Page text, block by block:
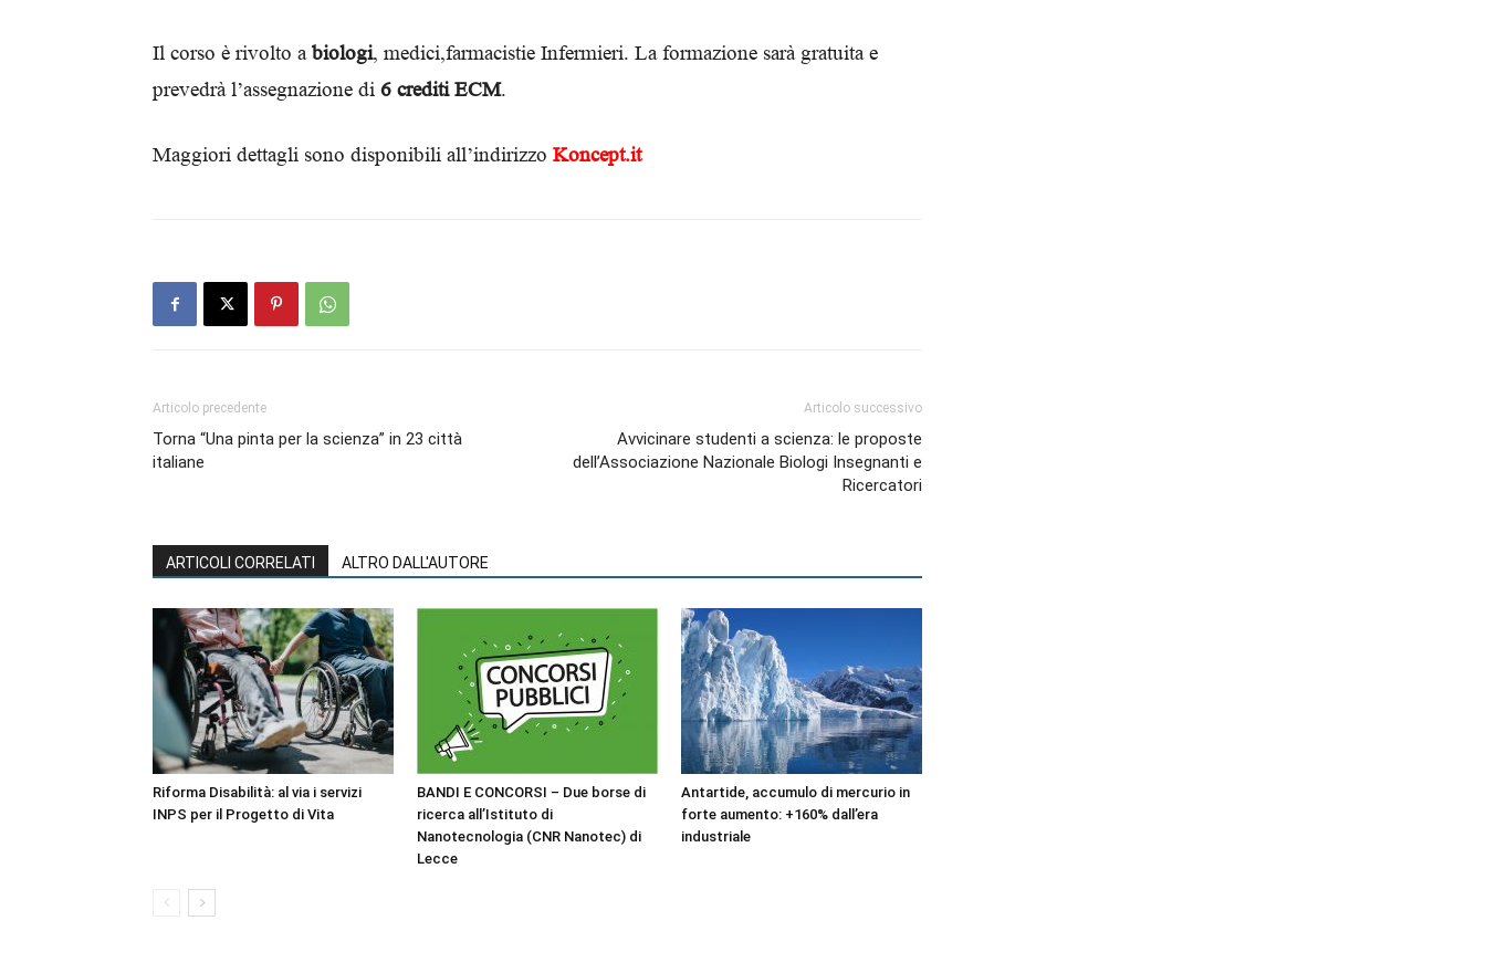
Il corso è rivolto abiologi, medici,farmacistie Infermieri. La formazione sarà gratuita e
prevedrà l’assegnazione di 6 crediti ECM.
Maggiori dettagli sono disponibili all’indirizzo Koncept.it
Articolo precedente
Torna “Una pinta per la scienza” in 23 città
italiane
Articolo successivo
Avvicinare studenti a scienza: le proposte
dell’Associazione Nazionale Biologi Insegnanti e
Ricercatori
ARTICOLI CORRELATI ALTRO DALL'AUTORE
Riforma Disabilità: al via i servizi
INPS per il Progetto di Vita
BANDI E CONCORSI – Due borse di
ricerca all’Istituto di
Nanotecnologia (CNR Nanotec) di
Lecce
Antartide, accumulo di mercurio in
forte aumento: +160% dall’era
industriale